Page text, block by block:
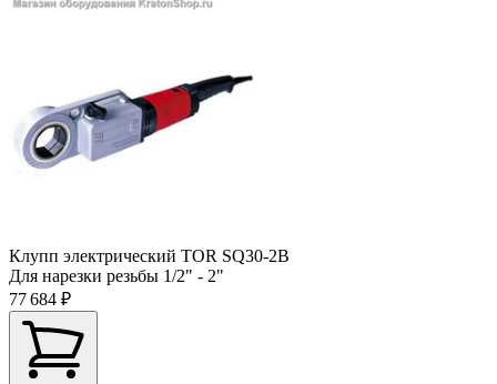
Клупп электрический TOR SQ30-2B
Для нарезки резьбы 1/2" - 2"
77 684 ₽